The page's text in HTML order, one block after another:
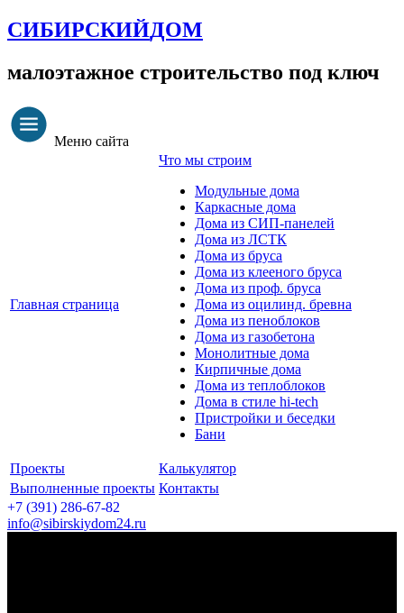
СИБИРСКИЙДОМ
малоэтажное строительство под ключ
Меню сайта
Главная страница
Что мы строим
Модульные дома
Каркасные дома
Дома из СИП-панелей
Дома из ЛСТК
Дома из бруса
Дома из клееного бруса
Дома из проф. бруса
Дома из оцилинд. бревна
Дома из пеноблоков
Дома из газобетона
Монолитные дома
Кирпичные дома
Дома из теплоблоков
Дома в стиле hi-tech
Пристройки и беседки
Бани
Проекты
Калькулятор
Выполненные проекты Контакты
+7 (391) 286-67-82
info@sibirskiydom24.ru